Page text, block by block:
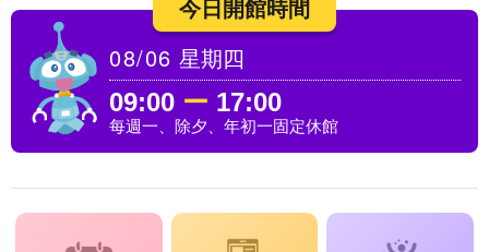
今日開館時間
08/06 星期四
09:00 ー 17:00
每週一、除夕、年初一固定休館